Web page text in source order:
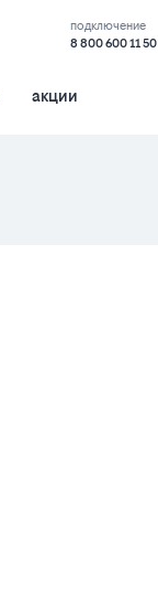
подключение
8 800 600 11 50
акции